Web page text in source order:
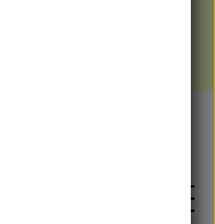
kan være lidt